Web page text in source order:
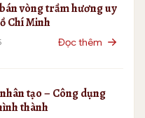
vòng trầm hương uy
Chí Minh
Đọc thêm
tạo – Công dụng
thành